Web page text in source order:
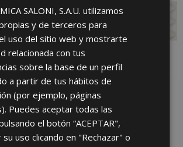
25 X
ROXY PERLA (graphic)
INDUSTRIAL 25 X 75
Añadir a favoritos
SPANISH
ENGLISH
GERMAN
SALONI, S.A.U. utilizamos
y de terceros para
uso del sitio web y mostrarte
relacionada con tus
sobre la base de un perfil
a partir de tus hábitos de
(por ejemplo, páginas
Puedes aceptar todas las
el botón “ACEPTAR",
su uso clicando en "Rechazar" o